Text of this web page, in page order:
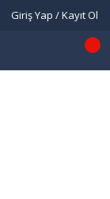
Giriş Yap / Kayıt Ol